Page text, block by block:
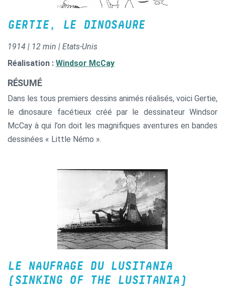
GERTIE, LE DINOSAURE
1914 | 12 min | Etats-Unis
Réalisation : Windsor McCay
RÉSUMÉ
Dans les tous premiers dessins animés réalisés, voici Gertie,
le dinosaure facétieux créé par le dessinateur Windsor
McCay à qui l’on doit les magnifiques aventures en bandes
dessinées « Little Némo ».
LE NAUFRAGE DU LUSITANIA
(SINKING OF THE LUSITANIA)